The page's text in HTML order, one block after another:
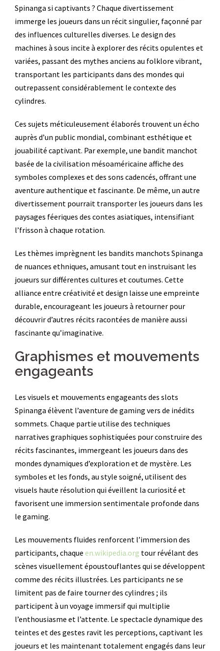
Spinanga si captivants ? Chaque divertissement
immerge les joueurs dans un récit singulier, façonné par
des influences culturelles diverses. Le design des
machines à sous incite à explorer des récits opulentes et
variées, passant des mythes anciens au folklore vibrant,
transportant les participants dans des mondes qui
outrepassent considérablement le contexte des
cylindres.
Ces sujets méticuleusement élaborés trouvent un écho
auprès d’un public mondial, combinant esthétique et
jouabilité captivant. Par exemple, une bandit manchot
basée de la civilisation mésoaméricaine affiche des
symboles complexes et des sons cadencés, offrant une
aventure authentique et fascinante. De même, un autre
divertissement pourrait transporter les joueurs dans les
paysages féeriques des contes asiatiques, intensifiant
l’frisson à chaque rotation.
Les thèmes imprègnent les bandits manchots Spinanga
de nuances ethniques, amusant tout en instruisant les
joueurs sur différentes cultures et coutumes. Cette
alliance entre créativité et design laisse une empreinte
durable, encourageant les joueurs à retourner pour
découvrir d’autres récits racontées de manière aussi
fascinante qu’imaginative.
Graphismes et mouvements
engageants
Les visuels et mouvements engageants des slots
Spinanga élèvent l’aventure de gaming vers de inédits
sommets. Chaque partie utilise des techniques
narratives graphiques sophistiquées pour construire des
récits fascinantes, immergeant les joueurs dans des
mondes dynamiques d’exploration et de mystère. Les
symboles et les fonds, au style soigné, utilisent des
visuels haute résolution qui éveillent la curiosité et
favorisent une immersion sentimentale profonde dans
le gaming.
Les mouvements fluides renforcent l’immersion des
participants, chaque en.wikipedia.org tour révélant des
scènes visuellement époustouflantes qui se développent
comme des récits illustrées. Les participants ne se
limitent pas de faire tourner des cylindres ; ils
participent à un voyage immersif qui multiplie
l’enthousiasme et l’attente. Le spectacle dynamique des
teintes et des gestes ravit les perceptions, captivant les
joueurs et les maintenant totalement engagés dans leur